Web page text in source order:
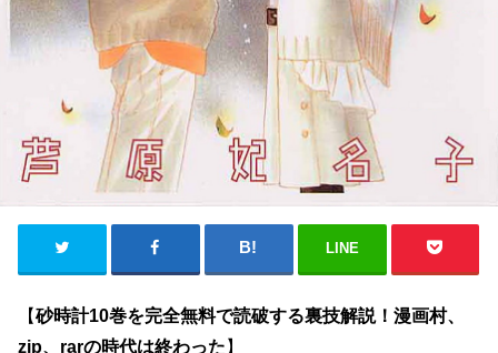
LINE
【砂時計10巻を完全無料で読破する裏技解説！漫画村、
zip、rarの時代は終わった】